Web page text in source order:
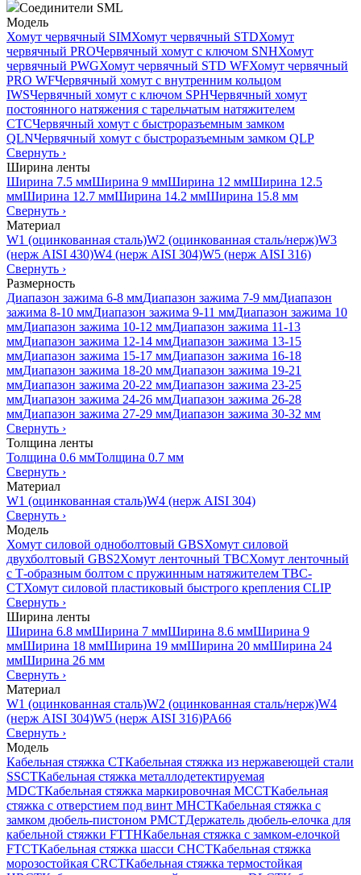
Соединители SML
Модель
Хомут червячный SIMХомут червячный STDХомут
червячный PROЧервячный хомут с ключом SNHХомут
червячный PWGХомут червячный STD WFХомут червячный
PRO WFЧервячный хомут с внутренним кольцом
IWSЧервячный хомут с ключом SPHЧервячный хомут
постоянного натяжения с тарельчатым натяжителем
CTCЧервячный хомут с быстроразъемным замком
QLNЧервячный хомут с быстроразъемным замком QLP
Свернуть ›
Ширина ленты
Ширина 7.5 ммШирина 9 ммШирина 12 ммШирина 12.5
ммШирина 12.7 ммШирина 14.2 ммШирина 15.8 мм
Свернуть ›
Материал
W1 (оцинкованная сталь)W2 (оцинкованная сталь/нерж)W3
(нерж AISI 430)W4 (нерж AISI 304)W5 (нерж AISI 316)
Свернуть ›
Размерность
Диапазон зажима 6-8 ммДиапазон зажима 7-9 ммДиапазон
зажима 8-10 ммДиапазон зажима 9-11 ммДиапазон зажима 10
ммДиапазон зажима 10-12 ммДиапазон зажима 11-13
ммДиапазон зажима 12-14 ммДиапазон зажима 13-15
ммДиапазон зажима 15-17 ммДиапазон зажима 16-18
ммДиапазон зажима 18-20 ммДиапазон зажима 19-21
ммДиапазон зажима 20-22 ммДиапазон зажима 23-25
ммДиапазон зажима 24-26 ммДиапазон зажима 26-28
ммДиапазон зажима 27-29 ммДиапазон зажима 30-32 мм
Свернуть ›
Толщина ленты
Толщина 0.6 ммТолщина 0.7 мм
Свернуть ›
Материал
W1 (оцинкованная сталь)W4 (нерж AISI 304)
Свернуть ›
Модель
Хомут силовой одноболтовый GBSХомут силовой
двухболтовый GBS2Хомут ленточный TBCХомут ленточный
с Т-образным болтом с пружинным натяжителем TBC-
CTХомут силовой пластиковый быстрого крепления CLIP
Свернуть ›
Ширина ленты
Ширина 6.8 ммШирина 7 ммШирина 8.6 ммШирина 9
ммШирина 18 ммШирина 19 ммШирина 20 ммШирина 24
ммШирина 26 мм
Свернуть ›
Материал
W1 (оцинкованная сталь)W2 (оцинкованная сталь/нерж)W4
(нерж AISI 304)W5 (нерж AISI 316)PA66
Свернуть ›
Модель
Кабельная стяжка CTКабельная стяжка из нержавеющей стали
SSCTКабельная стяжка металлодетектируемая
MDCTКабельная стяжка маркировочная MCCTКабельная
стяжка с отверстием под винт MHCTКабельная стяжка с
замком дюбель-пистоном PMCTДержатель дюбель-елочка для
кабельной стяжки FTTHКабельная стяжка c замком-елочкой
FTCTКабельная стяжка шасси CHCTКабельная стяжка
морозостойкая CRCTКабельная стяжка термостойкая